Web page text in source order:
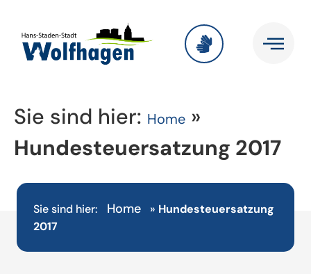
Sie sind hier: Home »
Hundesteuersatzung 2017
Sie sind hier: Home » Hundesteuersatzung
2017